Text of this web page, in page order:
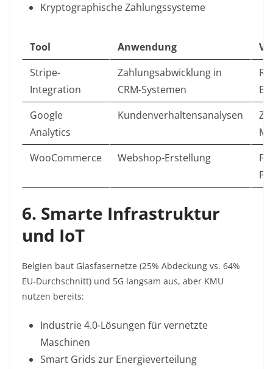
Kryptographische Zahlungssysteme
Tool Anwendung
Stripe-
Integration
Zahlungsabwicklung in
CRM-Systemen
Google
Analytics
Kundenverhaltensanalysen
WooCommerce
Webshop-Erstellung
6. Smarte Infrastruktur
und IoT
Belgien baut Glasfasernetze (25% Abdeckung vs. 64%
EU-Durchschnitt) und 5G langsam aus, aber KMU
nutzen bereits:
Industrie 4.0-Lösungen für vernetzte
Maschinen
Smart Grids zur Energieverteilung